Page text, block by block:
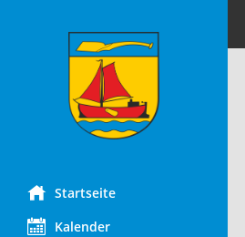
Startseite
Kalender